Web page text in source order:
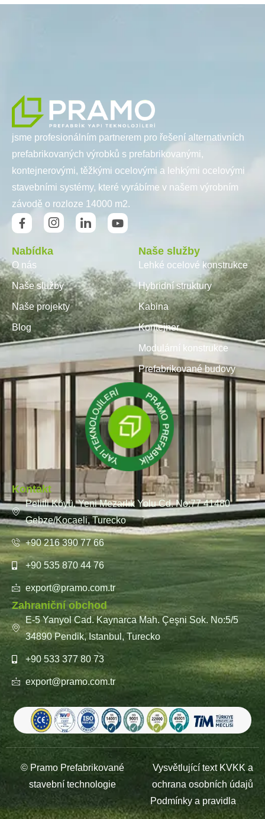
jsme profesionálním partnerem pro řešení alternativních
prefabrikovaných výrobků s prefabrikovanými,
kontejnerovými, těžkými ocelovými a lehkými ocelovými
stavebními systémy, které vyrábíme v našem výrobním
závodě o rozloze 14000 m2.
Nabídka
O nás
Naše služby
Naše projekty
Blog
Naše služby
Lehké ocelové konstrukce
Hybridní struktury
Kabina
Kontejner
Modulární konstrukce
Prefabrikované budovy
Kontakt
Pelitli Köyü, Yeni Mezarlık Yolu Cd. No:77 41480
Gebze/Kocaeli, Turecko
+90 216 390 77 66
+90 535 870 44 76
export@pramo.com.tr
Zahraniční obchod
E-5 Yanyol Cad. Kaynarca Mah. Çeşni Sok. No:5/5
34890 Pendik, Istanbul, Turecko
+90 533 377 80 73
export@pramo.com.tr
© Pramo Prefabrikované
stavební technologie
Vysvětlující text KVKK a
ochrana osobních údajů
Podmínky a pravidla